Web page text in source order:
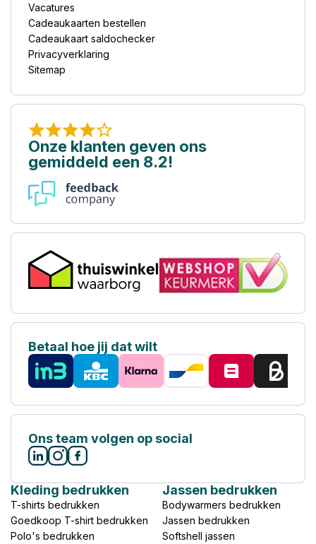
Vacatures
Cadeaukaarten bestellen
Cadeaukaart saldochecker
Privacyverklaring
Sitemap
Onze klanten geven ons
gemiddeld een 8.2!
Betaal hoe jij dat wilt
Ons team volgen op social
Kleding bedrukken
T-shirts bedrukken
Goedkoop T-shirt bedrukken
Polo's bedrukken
Jassen bedrukken
Bodywarmers bedrukken
Jassen bedrukken
Softshell jassen